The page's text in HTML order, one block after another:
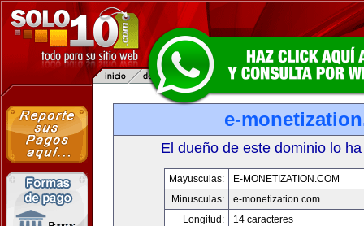
e-
El dueño de este dominio lo
Mayusculas:
E-MONETIZATION.COM
Minusculas:
e-monetization.com
Longitud:
14 caracteres